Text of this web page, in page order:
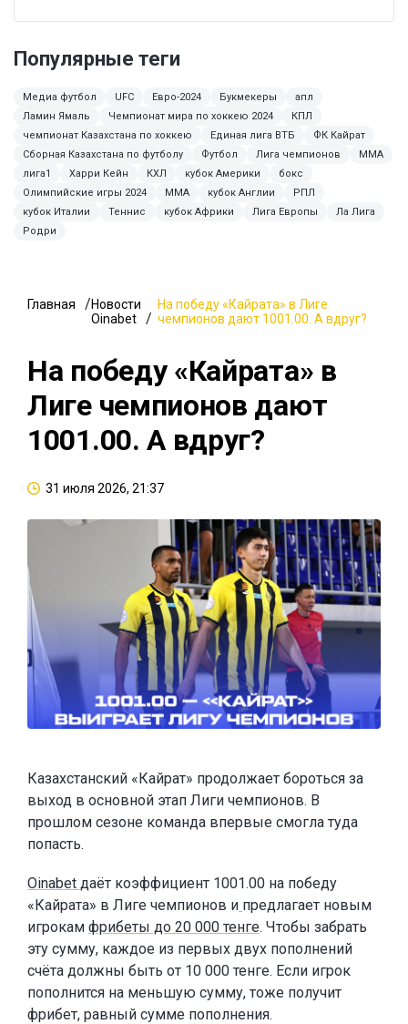
Популярные теги
Медиа футбол UFC Евро-2024 Букмекеры
апл
Ламин Ямаль
Чемпионат мира по хоккею 2024
КПЛ
чемпионат Казахстана по хоккею
Единая лига ВТБ
ФК Кайрат
Сборная Казахстана по футболу
Футбол Лига чемпионов
MMA
лига1
Харри Кейн КХЛ кубок Америки
бокс
Олимпийские игры 2024
ММА кубок Англии
РПЛ
кубок Италии
Теннис кубок Африки Лига Европы
Ла Лига
Родри
Главная
Новости
Oinabet
На победу «Кайрата» в Лиге
чемпионов дают 1001.00. А вдруг?
На победу «Кайрата» в
Лиге чемпионов дают
1001.00. А вдруг?
31 июля 2026, 21:37
Казахстанский «Кайрат» продолжает бороться за
выход в основной этап Лиги чемпионов. В
прошлом сезоне команда впервые смогла туда
попасть.
Oinabet даёт коэффициент 1001.00 на победу
«Кайрата» в Лиге чемпионов и предлагает новым
игрокам фрибеты до 20 000 тенге. Чтобы забрать
эту сумму, каждое из первых двух пополнений
счёта должны быть от 10 000 тенге. Если игрок
пополнится на меньшую сумму, тоже получит
фрибет, равный сумме пополнения.